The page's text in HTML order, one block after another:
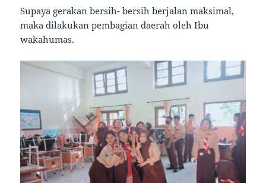
Supaya gerakan bersih- bersih berjalan maksimal,
maka dilakukan pembagian daerah oleh Ibu
wakahumas.